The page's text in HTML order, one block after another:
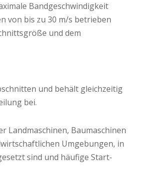
Bandgeschwindigkeit
von bis zu 30 m/s betrieben
und dem
und behält gleichzeitig
bei.
Landmaschinen, Baumaschinen
Umgebungen, in
sind und häufige Start-